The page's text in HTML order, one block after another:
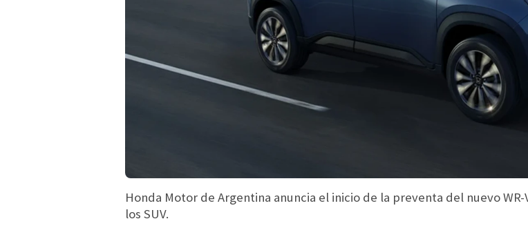
Honda Motor de Argentina anuncia el inicio de la preventa del nuevo
los SUV.